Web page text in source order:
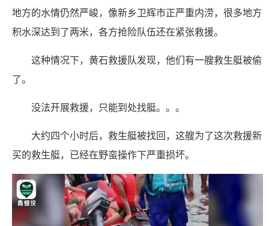
地方的水情仍然严峻，像新乡卫辉市正严重内涝，很多地方
积水深达到了两米，各方抢险队伍还在紧张救援。
这种情况下，黄石救援队发现，他们有一艘救生艇被偷
了。
没法开展救援，只能到处找艇。。。
大约四个小时后，救生艇被找回，这艘为了这次救援新
买的救生艇，已经在野蛮操作下严重损坏。